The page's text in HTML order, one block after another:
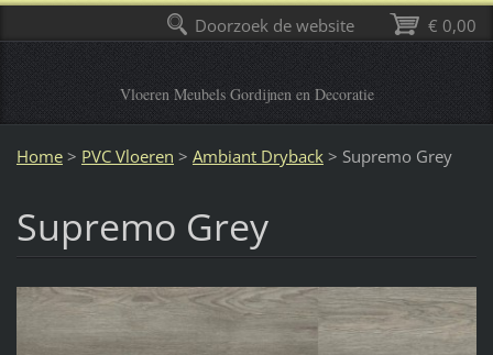
Vloeren Meubels Gordijnen en Decoratie
Home > PVC Vloeren > Ambiant Dryback > Supremo Grey
Supremo Grey
€ 0,00
Doorzoek de website